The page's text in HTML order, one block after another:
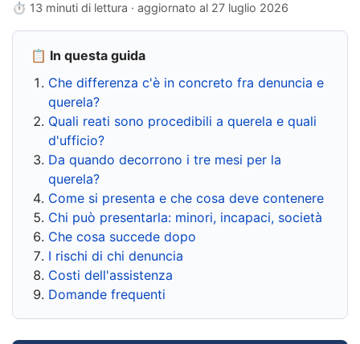
⏱ 13 minuti di lettura · aggiornato al 27 luglio 2026
📋 In questa guida
Che differenza c'è in concreto fra denuncia e
querela?
Quali reati sono procedibili a querela e quali
d'ufficio?
Da quando decorrono i tre mesi per la
querela?
Come si presenta e che cosa deve contenere
Chi può presentarla: minori, incapaci, società
Che cosa succede dopo
I rischi di chi denuncia
Costi dell'assistenza
Domande frequenti